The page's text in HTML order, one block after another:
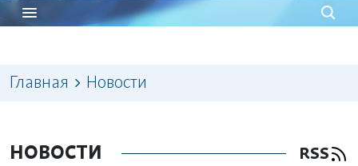
Главная Новости
НОВОСТИ RSS